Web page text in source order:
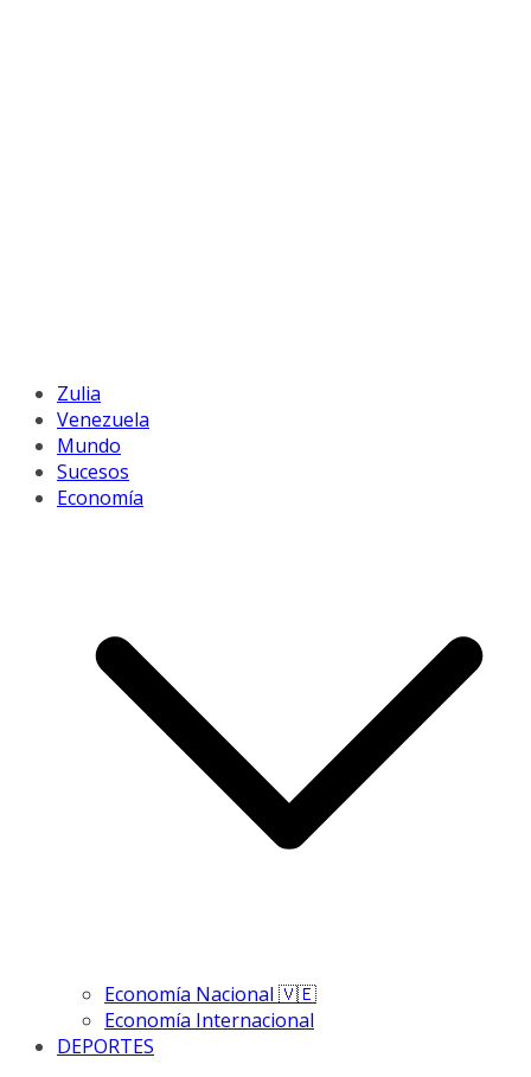
Zulia
Venezuela
Mundo
Sucesos
Economía
Economía Nacional 🇻🇪
Economía Internacional
DEPORTES